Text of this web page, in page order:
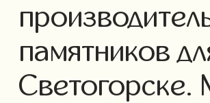
памятников